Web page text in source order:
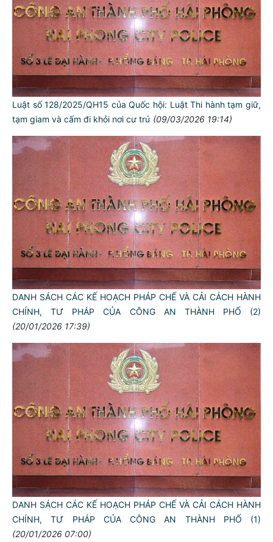
Luật số 128/2025/QH15 của Quốc hội: Luật Thi hành tạm giữ,
tạm giam và cấm đi khỏi nơi cư trú (09/03/2026 19:14)
DANH SÁCH CÁC KẾ HOẠCH PHÁP CHẾ VÀ CẢI CÁCH HÀNH
CHÍNH, TƯ PHÁP CỦA CÔNG AN THÀNH PHỐ (2)
(20/01/2026 17:39)
DANH SÁCH CÁC KẾ HOẠCH PHÁP CHẾ VÀ CẢI CÁCH HÀNH
CHÍNH, TƯ PHÁP CỦA CÔNG AN THÀNH PHỐ (1)
(20/01/2026 07:00)